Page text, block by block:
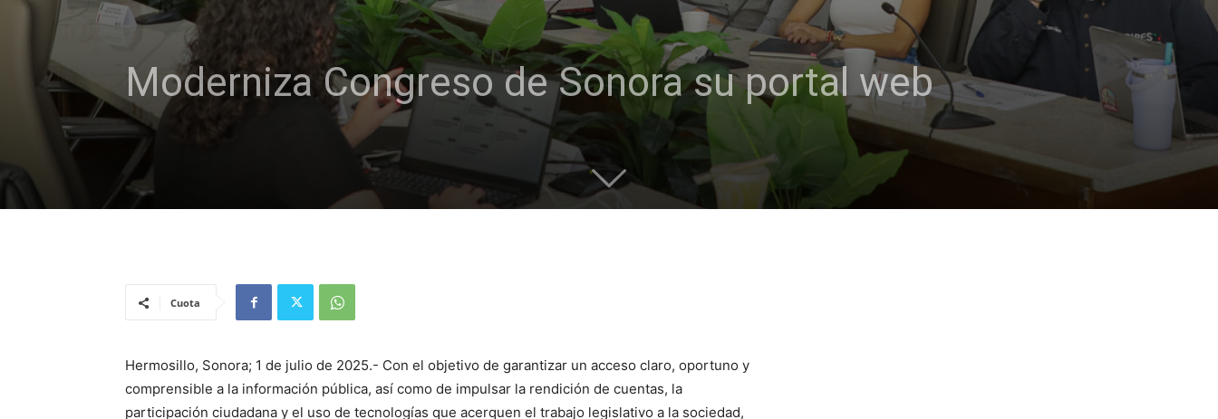
Moderniza Congreso de Sonora su portal web
Cuota
Hermosillo, Sonora; 1 de julio de 2025.- Con el objetivo de garantizar un acceso claro, oportuno y
comprensible a la información pública, así como de impulsar la rendición de cuentas, la
participación ciudadana y el uso de tecnologías que acerquen el trabajo legislativo a la sociedad,